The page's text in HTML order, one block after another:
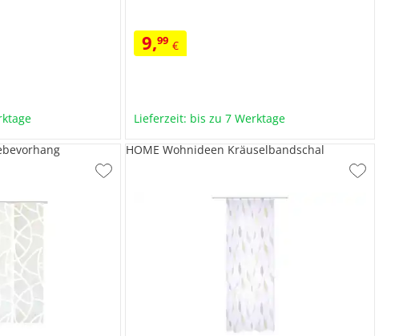
9,99 €
Lieferzeit: bis zu 7 Werktage
HOME Wohnideen Kräuselbandschal